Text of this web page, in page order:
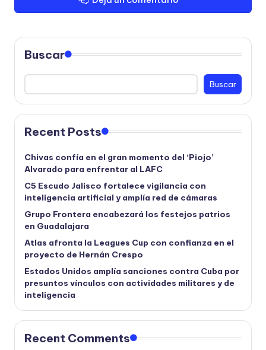
Buscar
Buscar
Recent Posts
Chivas confía en el gran momento del ‘Piojo’
Alvarado para enfrentar al LAFC
C5 Escudo Jalisco fortalece vigilancia con
inteligencia artificial y amplía red de cámaras
Grupo Frontera encabezará los festejos patrios
en Guadalajara
Atlas afronta la Leagues Cup con confianza en el
proyecto de Hernán Crespo
Estados Unidos amplía sanciones contra Cuba por
presuntos vínculos con actividades militares y de
inteligencia
Recent Comments